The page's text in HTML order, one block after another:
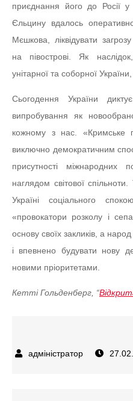
приєднання його до Росії
Єльцину вдалось
Мєшкова, ліквідувати
на півострові. Як
унітарної та соборної
Сьогодення України
випробування як
кожному з нас. «Кримське
виключно демократичним
присутності міжнародних
наглядом світової
Україні соціального
«провокатори розколу і
основу своїх закликів, а
і впевнено будувати нову
новими пріоритетами.
Кетті Гольденберг, “